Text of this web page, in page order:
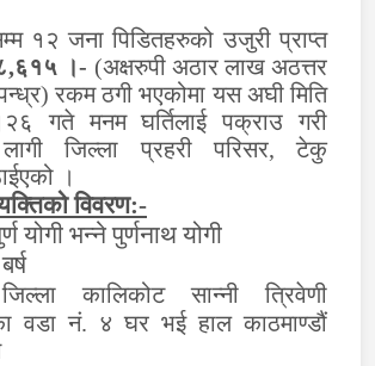
१२ जना पिडितहरुको उजुरी प्राप्त
।- (अक्षरुपी अठार लाख अठत्तर
रकम ठगी भएकोमा यस अघी मिति
गते मनम घर्तिलाई पक्राउ गरी
लागी जिल्ला प्रहरी परिसर, टेकु
।
विवरण:-
योगी भन्ने पुर्णनाथ योगी
जिल्ला कालिकोट सान्नी त्रिवेणी
वडा नं. ४ घर भई हाल काठमाण्डौं